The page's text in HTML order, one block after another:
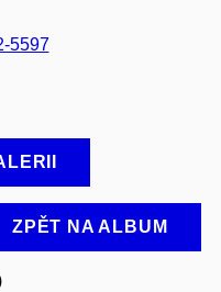
ZPĚT NA ALBUM